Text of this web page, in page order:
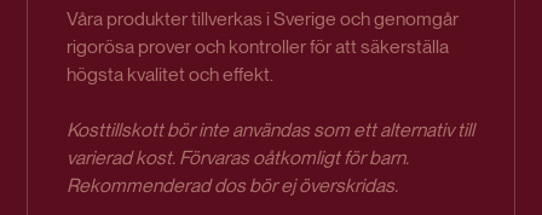
Våra produkter tillverkas i Sverige och genomgår
rigorösa prover och kontroller för att säkerställa
högsta kvalitet och effekt.
Kosttillskott bör inte användas som ett alternativ till
varierad kost. Förvaras oåtkomligt för barn.
Rekommenderad dos bör ej överskridas.